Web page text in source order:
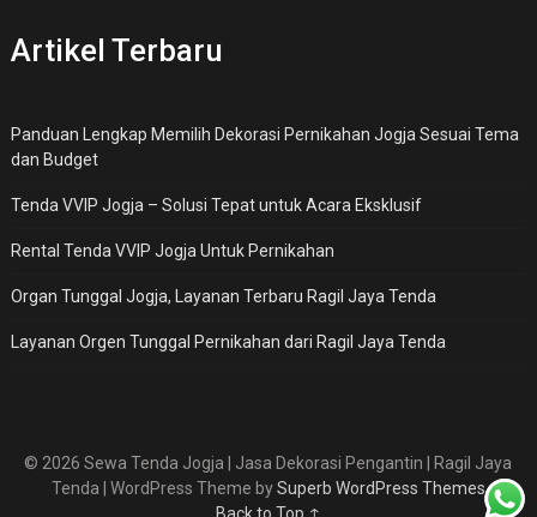
Artikel Terbaru
Panduan Lengkap Memilih Dekorasi Pernikahan Jogja Sesuai Tema
dan Budget
Tenda VVIP Jogja – Solusi Tepat untuk Acara Eksklusif
Rental Tenda VVIP Jogja Untuk Pernikahan
Organ Tunggal Jogja, Layanan Terbaru Ragil Jaya Tenda
Layanan Orgen Tunggal Pernikahan dari Ragil Jaya Tenda
© 2026 Sewa Tenda Jogja | Jasa Dekorasi Pengantin | Ragil Jaya
Tenda
| WordPress Theme bySuperb WordPress Themes
Back to Top ↑